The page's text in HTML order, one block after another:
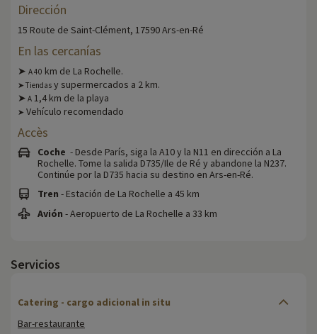
Dirección
15 Route de Saint-Clément, 17590 Ars-en-Ré
En las cercanías
➤ A 40 km de La Rochelle.
➤ Tiendas y supermercados a 2 km.
➤ A 1,4 km de la playa
➤ Vehículo recomendado
Accès
Coche - Desde París, siga la A10 y la N11 en dirección a La
Rochelle. Tome la salida D735/Ile de Ré y abandone la N237.
Continúe por la D735 hacia su destino en Ars-en-Ré.
Tren - Estación de La Rochelle a 45 km
Avión - Aeropuerto de La Rochelle a 33 km
Servicios
Catering - cargo adicional in situ
Bar-restaurante